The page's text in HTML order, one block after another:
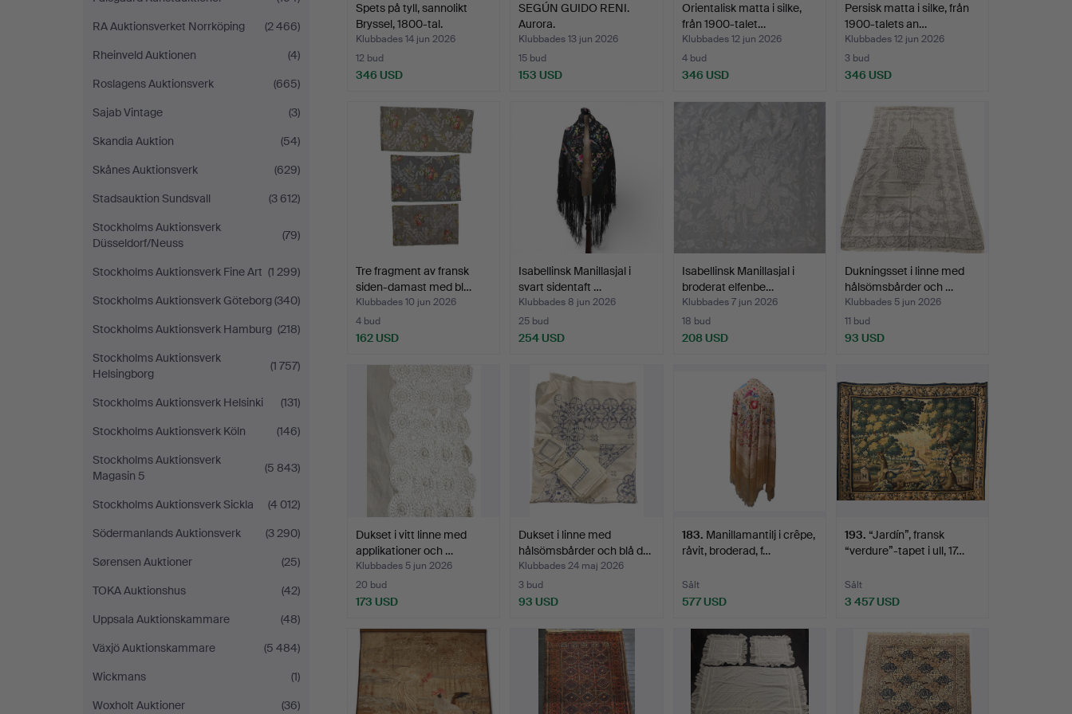
RA Auktionsverket Norrköping
(2 466)
Rheinveld Auktionen
(4)
Roslagens Auktionsverk
(665)
Sajab Vintage
(3)
Skandia Auktion
(54)
Skånes Auktionsverk
(629)
Stadsauktion Sundsvall
(3 612)
Stockholms Auktionsverk
Düsseldorf/Neuss
(79)
Stockholms Auktionsverk Fine Art (1 299)
Stockholms Auktionsverk Göteborg(340)
Stockholms Auktionsverk Hamburg (218)
Stockholms Auktionsverk
Helsingborg
(1 757)
Stockholms Auktionsverk Helsinki
(131)
Stockholms Auktionsverk Köln
(146)
Stockholms Auktionsverk
Magasin 5
(5 843)
Stockholms Auktionsverk Sickla
(4 012)
Södermanlands Auktionsverk
(3 290)
Sørensen Auktioner
(25)
TOKA Auktionshus
(42)
Uppsala Auktionskammare
(48)
Växjö Auktionskammare
(5 484)
Wickmans
(1)
Woxholt Auktioner
(36)
Spets på tyll, sannolikt
Bryssel, 1800-tal.
Klubbades 14 jun 2026
12 bud
346 USD
SEGÚN GUIDO RENI.
Aurora.
Klubbades 13 jun 2026
15 bud
153 USD
Orientalisk matta i silke,
från 1900-talet…
Klubbades 12 jun 2026
4 bud
346 USD
Persisk matta i silke, från
1900-talets an…
Klubbades 12 jun 2026
3 bud
346 USD
Tre fragment av fransk
siden-damast med bl…
Klubbades 10 jun 2026
4 bud
162 USD
Isabellinsk Manillasjal i
svart sidentaft …
Klubbades 8 jun 2026
25 bud
254 USD
Isabellinsk Manillasjal i
broderat elfenbe…
Klubbades 7 jun 2026
18 bud
208 USD
Dukningsset i linne med
hålsömsbårder och …
Klubbades 5 jun 2026
11 bud
93 USD
Dukset i vitt linne med
applikationer och …
Klubbades 5 jun 2026
20 bud
173 USD
Dukset i linne med
hålsömsbårder och blå d…
Klubbades 24 maj 2026
3 bud
93 USD
183. Manillamantilj i crêpe,
råvit, broderad, f…
Sålt
577 USD
193. “Jardín”, fransk
“verdure”-tapet i ull, 17…
Sålt
3 457 USD